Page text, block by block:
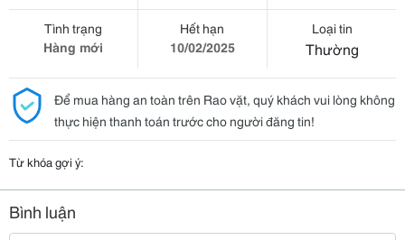
Tình trạng
Hàng mới
Hết hạn
10/02/2025
Loại tin
Thường
Để mua hàng an toàn trên Rao vặt, quý khách vui lòng không
thực hiện thanh toán trước cho người đăng tin!
Từ khóa gợi ý:
Bình luận